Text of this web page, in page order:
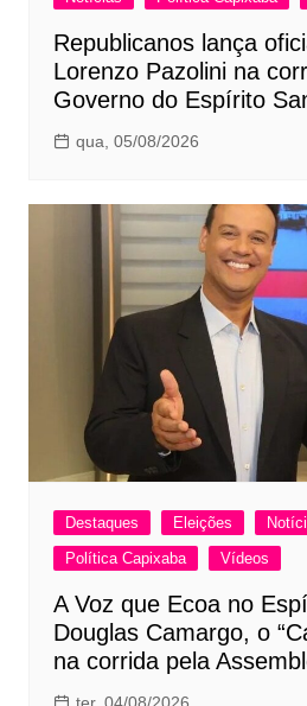
Republicanos lança
Lorenzo Pazolini na
Governo do Espírito
qua, 05/08/2026
Destaques Eleições
Política Capixaba
Vídeos
A Voz que Ecoa no
Douglas Camargo, o
na corrida pela